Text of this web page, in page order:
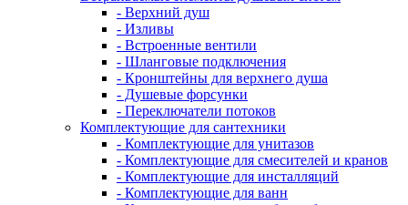
- Верхний душ
- Изливы
- Встроенные вентили
- Шланговые подключения
- Кронштейны для верхнего душа
- Душевые форсунки
- Переключатели потоков
Комплектующие для сантехники
- Комплектующие для унитазов
- Комплектующие для смесителей и кранов
- Комплектующие для инсталляций
- Комплектующие для ванн